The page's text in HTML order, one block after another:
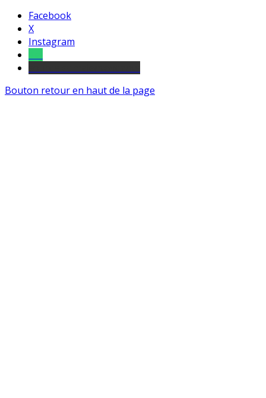
Facebook
X
Instagram
Bouton retour en haut de la page